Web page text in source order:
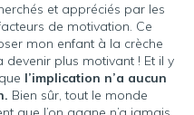
et appréciés par les
de motivation. Ce
mon enfant à la crèche
devenir plus motivant ! Et il y
l’implication n’a aucun
Bien sûr, tout le monde